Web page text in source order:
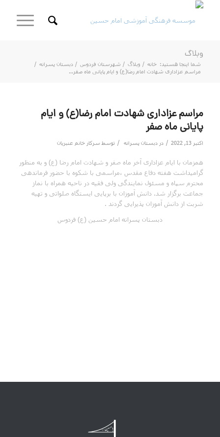
وبلاگ
شما اینجا هستید: خانه / وبلاگ / شهرستان فردوس / دبستان پسرانه /
مراسم عزاداری شهادت امام رضا(ع) و ایام پایانی ماه صفر...
مراسم عزاداری شهادت امام رضا(ع) و ایام
پایانی ماه صفر
اکتبر 13, 2022 / در دبستان پسرانه / توسط سرکار خانم عنبریان
همزمان با ایام عزاداری آخر ماه صفر و شهادت امام رضا (ع) و به منظور
گرامیداشت هفته دفاع مقدس ،مراسمی با شکوه با حضور فرماندهی
محترم سپاه و مسئول نمایندگی ولی فقیه در ناحیه همراه با نماز
جماعت برگزار شد. دانش آموزان با برپایی ایستگاه صلواتی و تهیه
شربت از دانش آموزان پذیرایی گردند .
دبستان پسرانه امام حسین (ع) فردوس